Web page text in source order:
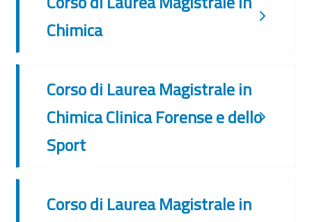
Chimica
Corso di Laurea Magistrale in
Chimica Clinica Forense e dello
Sport
Corso di Laurea Magistrale in